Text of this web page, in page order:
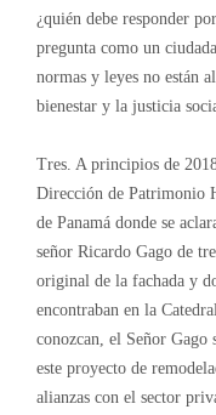
¿quién debe responder
pregunta como un
normas y leyes no están
bienestar y la justicia
Tres. A principios de
Dirección de Patrimonio
de Panamá donde se
señor Ricardo Gago de
original de la fachada y
encontraban en la
conozcan, el Señor Gago
este proyecto de
alianzas con el sector